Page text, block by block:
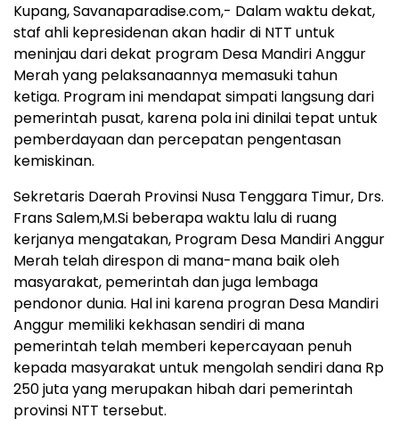
Kupang, Savanaparadise.com,- Dalam waktu dekat,
staf ahli kepresidenan akan hadir di NTT untuk
meninjau dari dekat program Desa Mandiri Anggur
Merah yang pelaksanaannya memasuki tahun
ketiga. Program ini mendapat simpati langsung dari
pemerintah pusat, karena pola ini dinilai tepat untuk
pemberdayaan dan percepatan pengentasan
kemiskinan.
Sekretaris Daerah Provinsi Nusa Tenggara Timur, Drs.
Frans Salem,M.Si beberapa waktu lalu di ruang
kerjanya mengatakan, Program Desa Mandiri Anggur
Merah telah direspon di mana-mana baik oleh
masyarakat, pemerintah dan juga lembaga
pendonor dunia. Hal ini karena progran Desa Mandiri
Anggur memiliki kekhasan sendiri di mana
pemerintah telah memberi kepercayaan penuh
kepada masyarakat untuk mengolah sendiri dana Rp
250 juta yang merupakan hibah dari pemerintah
provinsi NTT tersebut.